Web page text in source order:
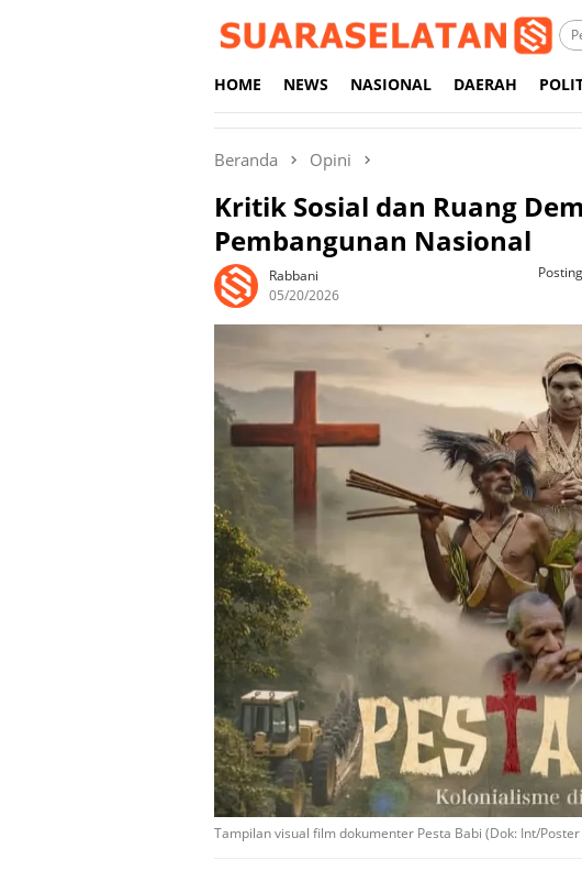
HOME NEWS NASIONAL DAERAH
Beranda Opini
Kritik Sosial dan Ruang
Pembangunan Nasional
Rabbani
05/20/2026
Tampilan visual film dokumenter Pesta Babi (Dok: Int/